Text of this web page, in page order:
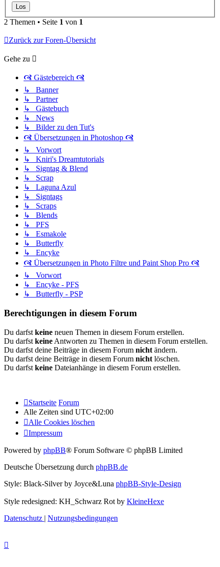
2 Themen • Seite 1 von 1
Zurück zur Foren-Übersicht
Gehe zu
🙧 Gästebereich 🙧
↳ Banner
↳ Partner
↳ Gästebuch
↳ News
↳ Bilder zu den Tut's
🙧 Übersetzungen in Photoshop 🙧
↳ Vorwort
↳ Kniri's Dreamtutorials
↳ Signtag & Blend
↳ Scrap
↳ Laguna Azul
↳ Signtags
↳ Scraps
↳ Blends
↳ PFS
↳ Esmakole
↳ Butterfly
↳ Encyke
🙧 Übersetzungen in Photo Filtre und Paint Shop Pro 🙧
↳ Vorwort
↳ Encyke - PFS
↳ Butterfly - PSP
Berechtigungen in diesem Forum
Du darfst keine neuen Themen in diesem Forum erstellen.
Du darfst keine Antworten zu Themen in diesem Forum erstellen.
Du darfst deine Beiträge in diesem Forum nicht ändern.
Du darfst deine Beiträge in diesem Forum nicht löschen.
Du darfst keine Dateianhänge in diesem Forum erstellen.
Startseite Forum
Alle Zeiten sind UTC+02:00
Alle Cookies löschen
Impressum
Powered by phpBB® Forum Software © phpBB Limited
Deutsche Übersetzung durch phpBB.de
Style: Black-Silver by Joyce&Luna phpBB-Style-Design
Style redesigned: KH_Schwarz Rot by KleineHexe
Datenschutz | Nutzungsbedingungen